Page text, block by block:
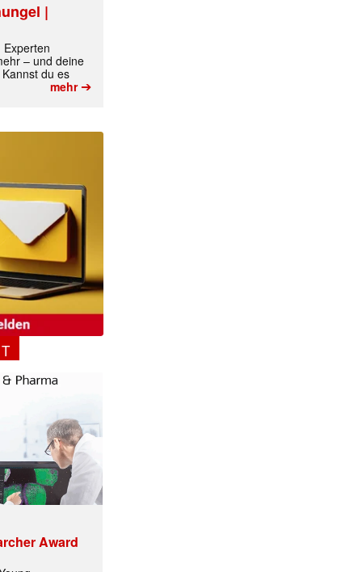
|
Experten
– und deine
du es
mehr➔
Award